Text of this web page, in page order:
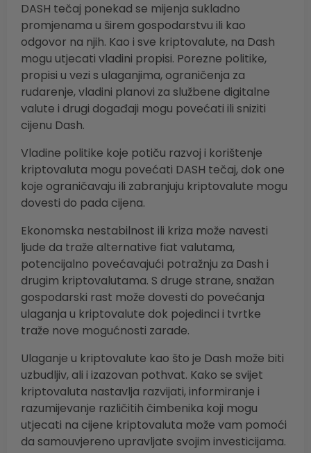
DASH tečaj ponekad se mijenja sukladno
promjenama u širem gospodarstvu ili kao
odgovor na njih. Kao i sve kriptovalute, na Dash
mogu utjecati vladini propisi. Porezne politike,
propisi u vezi s ulaganjima, ograničenja za
rudarenje, vladini planovi za službene digitalne
valute i drugi događaji mogu povećati ili sniziti
cijenu Dash.
Vladine politike koje potiču razvoj i korištenje
kriptovaluta mogu povećati DASH tečaj, dok one
koje ograničavaju ili zabranjuju kriptovalute mogu
dovesti do pada cijena.
Ekonomska nestabilnost ili kriza može navesti
ljude da traže alternative fiat valutama,
potencijalno povećavajući potražnju za Dash i
drugim kriptovalutama. S druge strane, snažan
gospodarski rast može dovesti do povećanja
ulaganja u kriptovalute dok pojedinci i tvrtke
traže nove mogućnosti zarade.
Ulaganje u kriptovalute kao što je Dash može biti
uzbudljiv, ali i izazovan pothvat. Kako se svijet
kriptovaluta nastavlja razvijati, informiranje i
razumijevanje različitih čimbenika koji mogu
utjecati na cijene kriptovaluta može vam pomoći
da samouvjereno upravljate svojim investicijama.